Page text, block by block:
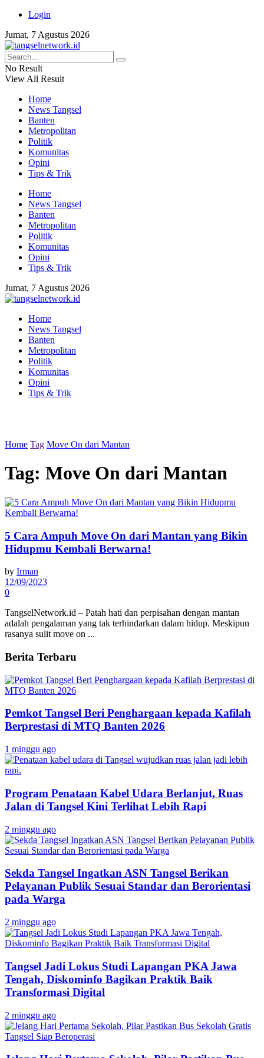
Login
Jumat, 7 Agustus 2026
No Result
View All Result
Home
News Tangsel
Banten
Metropolitan
Politik
Komunitas
Opini
Tips & Trik
Home
News Tangsel
Banten
Metropolitan
Politik
Komunitas
Opini
Tips & Trik
Jumat, 7 Agustus 2026
Home
News Tangsel
Banten
Metropolitan
Politik
Komunitas
Opini
Tips & Trik
Home Tag Move On dari Mantan
Tag: Move On dari Mantan
5 Cara Ampuh Move On dari Mantan yang Bikin
Hidupmu Kembali Berwarna!
by Irman
12/09/2023
0
TangselNetwork.id – Patah hati dan perpisahan dengan mantan
adalah pengalaman yang tak terhindarkan dalam hidup. Meskipun
rasanya sulit move on ...
Berita Terbaru
Pemkot Tangsel Beri Penghargaan kepada Kafilah
Berprestasi di MTQ Banten 2026
1 minggu ago
Program Penataan Kabel Udara Berlanjut, Ruas
Jalan di Tangsel Kini Terlihat Lebih Rapi
2 minggu ago
Sekda Tangsel Ingatkan ASN Tangsel Berikan
Pelayanan Publik Sesuai Standar dan Berorientasi
pada Warga
2 minggu ago
Tangsel Jadi Lokus Studi Lapangan PKA Jawa
Tengah, Diskominfo Bagikan Praktik Baik
Transformasi Digital
2 minggu ago